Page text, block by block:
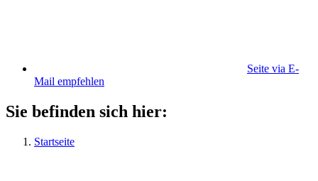
Seite via E-
Mail empfehlen
Sie befinden sich hier:
Startseite